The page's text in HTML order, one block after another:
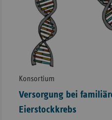
Konsortium
Versorgung bei
Eierstockkrebs